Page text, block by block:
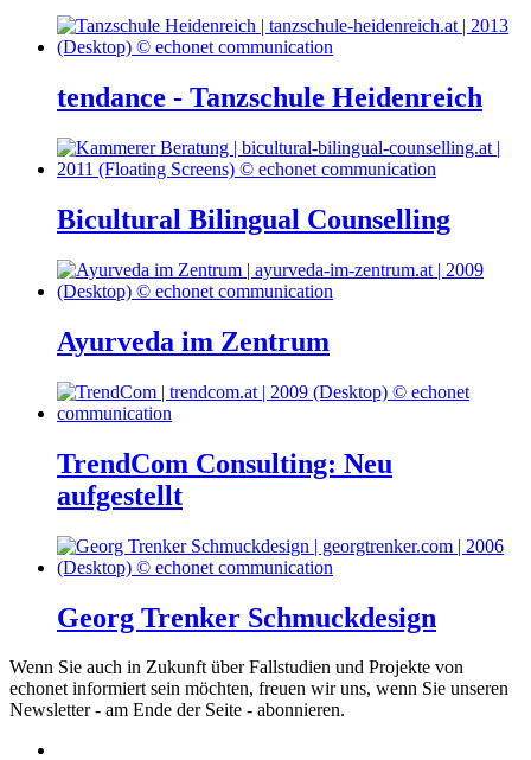
tendance - Tanzschule Heidenreich
Bicultural Bilingual Counselling
Ayurveda im Zentrum
TrendCom Consulting: Neu
aufgestellt
Georg Trenker Schmuckdesign
Wenn Sie auch in Zukunft über Fallstudien und Projekte von
echonet informiert sein möchten, freuen wir uns, wenn Sie unseren
Newsletter - am Ende der Seite - abonnieren.